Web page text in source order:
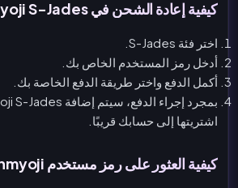
كيفية إعادة الشحن في Onmyoji S-Jades؟
اختر فئة S-Jades.
أدخل رمز المستخدم الخاص بك.
أكمل الدفع واختر طريقة الدفع الخاصة بك.
اشتريتها إلى حسابك قريبًا.
كيفية العثور على رمز مستخدم Onmyoji؟